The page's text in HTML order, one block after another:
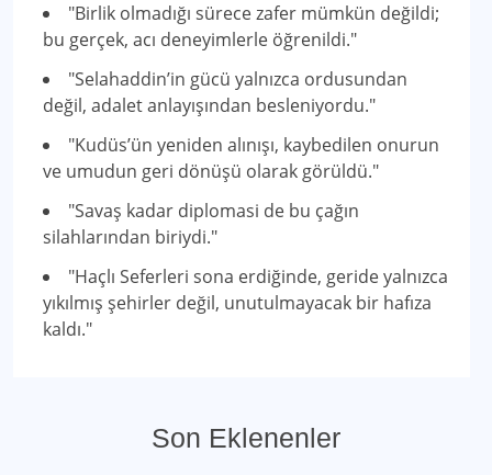
"Birlik olmadığı sürece zafer mümkün değildi;
bu gerçek, acı deneyimlerle öğrenildi."
"Selahaddin’in gücü yalnızca ordusundan
değil, adalet anlayışından besleniyordu."
"Kudüs’ün yeniden alınışı, kaybedilen onurun
ve umudun geri dönüşü olarak görüldü."
"Savaş kadar diplomasi de bu çağın
silahlarından biriydi."
"Haçlı Seferleri sona erdiğinde, geride yalnızca
yıkılmış şehirler değil, unutulmayacak bir hafıza
kaldı."
Son Eklenenler